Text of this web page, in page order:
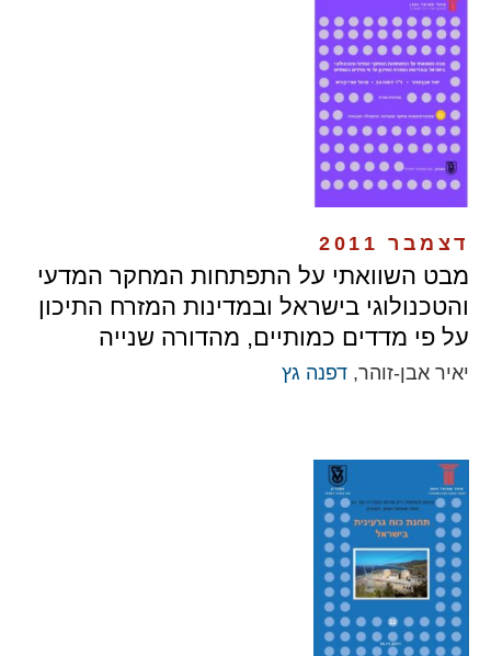
דצמבר 2011
מבט השוואתי על התפתחות המחקר המדעי
והטכנולוגי בישראל ובמדינות המזרח התיכון
על פי מדדים כמותיים, מהדורה שנייה
יאיר אבן-זוהר, דפנה גץ